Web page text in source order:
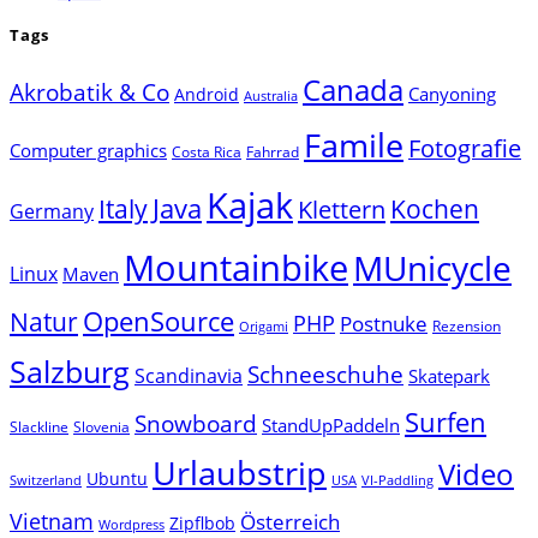
Tags
Akrobatik & Co Android Australia Canada Canyoning
Computer graphics Costa Rica Fahrrad Famile Fotografie
Germany Italy Java Kajak Klettern Kochen
Linux Maven MountainbikeMUnicycle
NaturOpenSource Origami PHP Postnuke Rezension
SalzburgScandinavia Schneeschuhe Skatepark
Slackline Slovenia Snowboard StandUpPaddeln Surfen
Switzerland Ubuntu Urlaubstrip USA VI-Paddling Video
Vietnam Wordpress Zipflbob Österreich